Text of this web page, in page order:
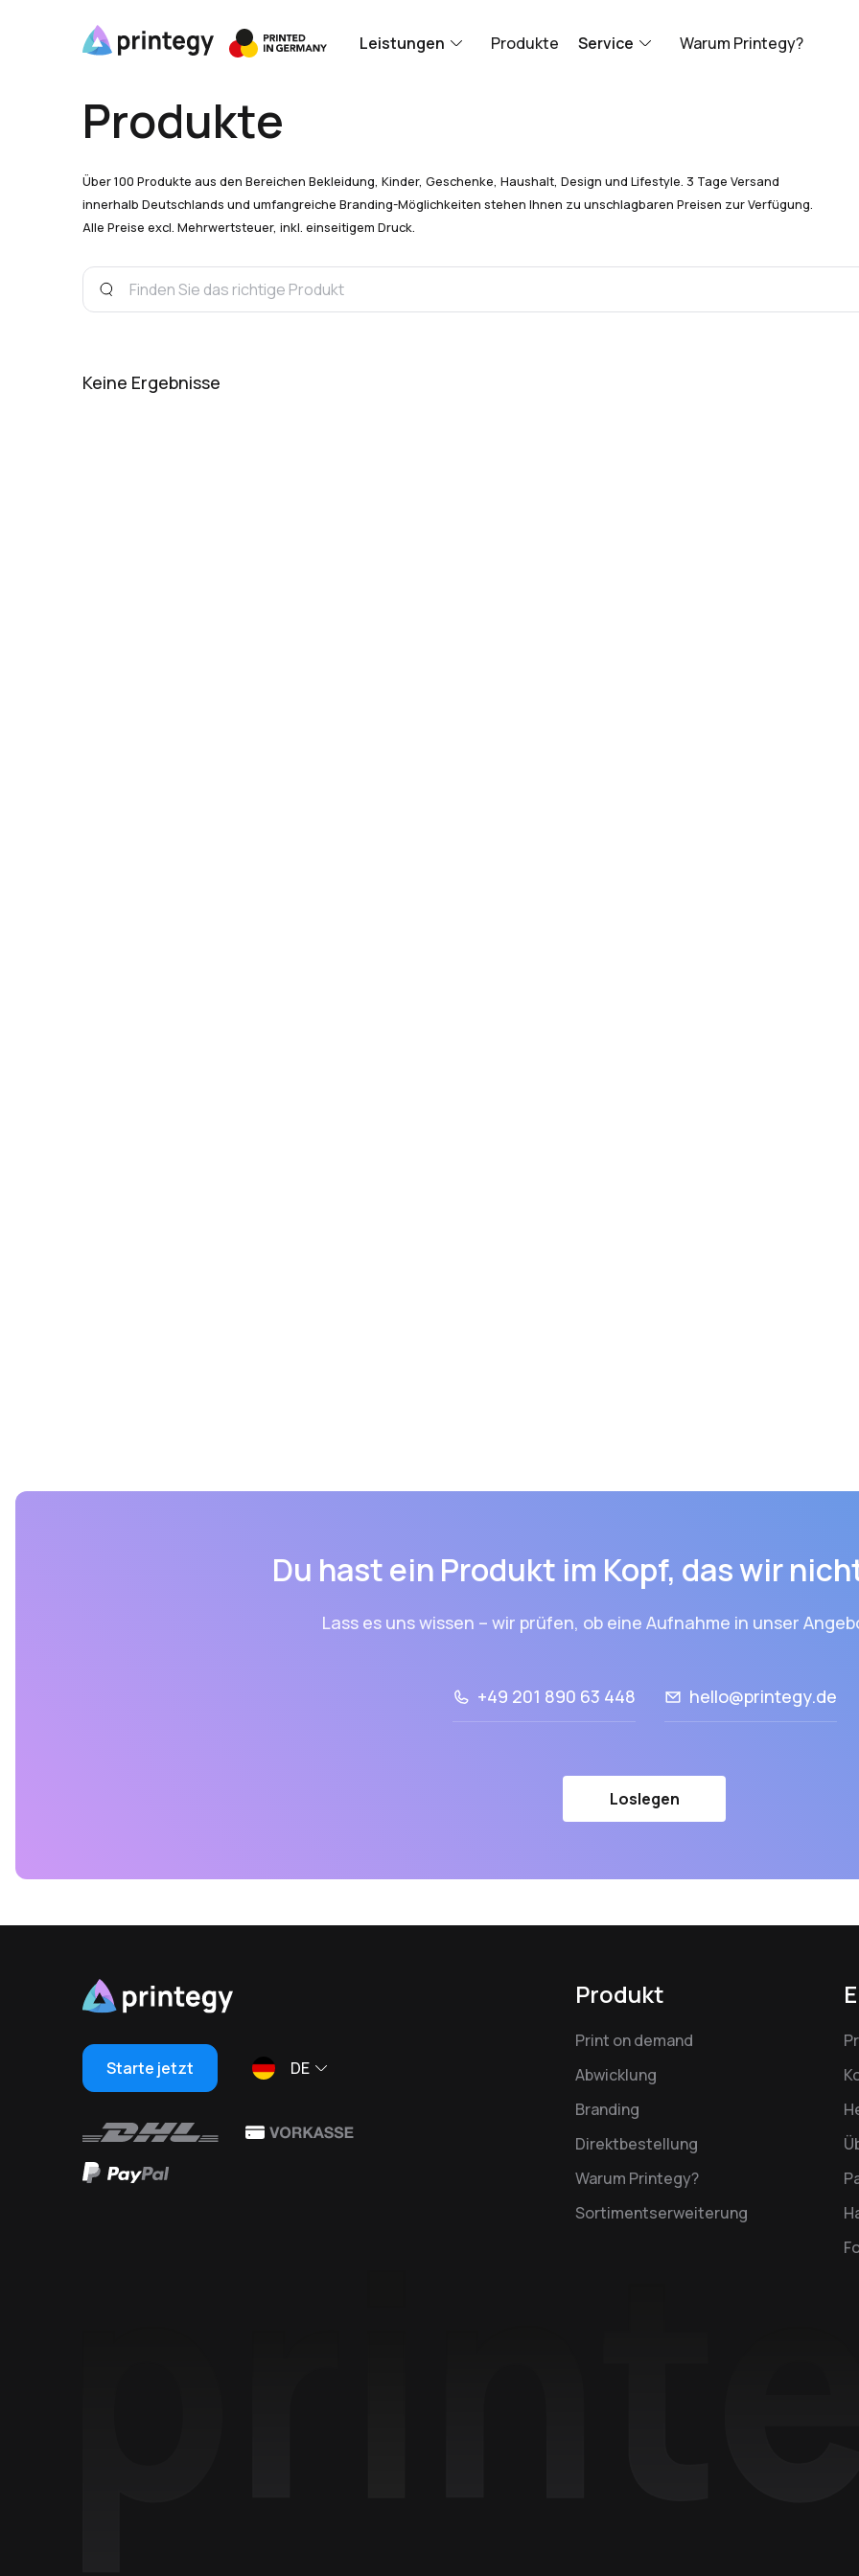
Leistungen Produkte Service Warum Printegy?
Produkte
Über 100 Produkte aus den Bereichen Bekleidung, Kinder, Geschenke, Haushalt, Design und Lifestyle. 3 Tage Versand
innerhalb Deutschlands und umfangreiche Branding-Möglichkeiten stehen Ihnen zu unschlagbaren Preisen zur Verfügung.
Alle Preise excl. Mehrwertsteuer, inkl. einseitigem Druck.
Keine Ergebnisse
Du hast ein Produkt im Kopf, das wir
Lass es uns wissen – wir prüfen, ob eine Aufnahme in unser
+49 201 890 63 448 hello@printegy.de
Loslegen
Starte jetzt DE
Produkt
Print on demand
Abwicklung
Branding
Direktbestellung
Warum Printegy?
Sortimentserweiterung